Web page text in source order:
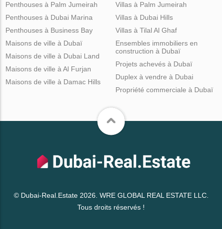
Penthouses à Palm Jumeirah
Penthouses à Dubai Marina
Penthouses à Business Bay
Villas à Palm Jumeirah
Villas à Dubai Hills
Villas à Tilal Al Ghaf
Maisons de ville à Dubaï
Maisons de ville à Dubai Land
Maisons de ville à Al Furjan
Maisons de ville à Damac Hills
Ensembles immobiliers en
construction à Dubaï
Projets achevés à Dubaï
Duplex à vendre à Dubai
Propriété commerciale à Dubaï
© Dubai-Real.Estate 2026. WRE GLOBAL REAL ESTATE LLC.
Tous droits réservés !